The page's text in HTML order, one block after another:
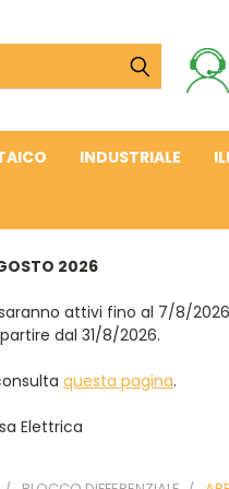
INDUSTRIALE
2026
attivi fino al 7/8/
dal 31/8/2026.
questa pagina.
Elettrica